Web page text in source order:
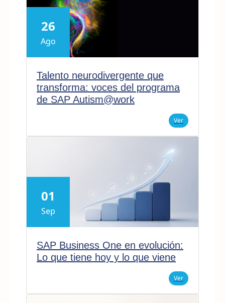
26
Ago
Talento neurodivergente que
transforma: voces del programa
de SAP Autism@work
Ver
01
Sep
SAP Business One en evolución:
Lo que tiene hoy y lo que viene
Ver